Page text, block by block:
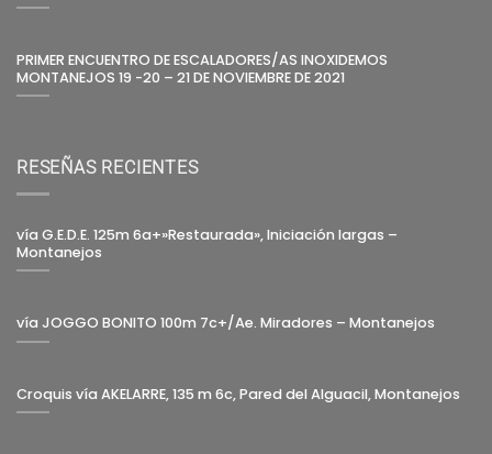
PRIMER ENCUENTRO DE ESCALADORES/AS INOXIDEMOS
MONTANEJOS 19 -20 – 21 DE NOVIEMBRE DE 2021
RESEÑAS RECIENTES
vía G.E.D.E. 125m 6a+»Restaurada», Iniciación largas –
Montanejos
vía JOGGO BONITO 100m 7c+/Ae. Miradores – Montanejos
Croquis vía AKELARRE, 135 m 6c, Pared del Alguacil, Montanejos